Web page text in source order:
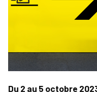
Du 2 au 5 octobre